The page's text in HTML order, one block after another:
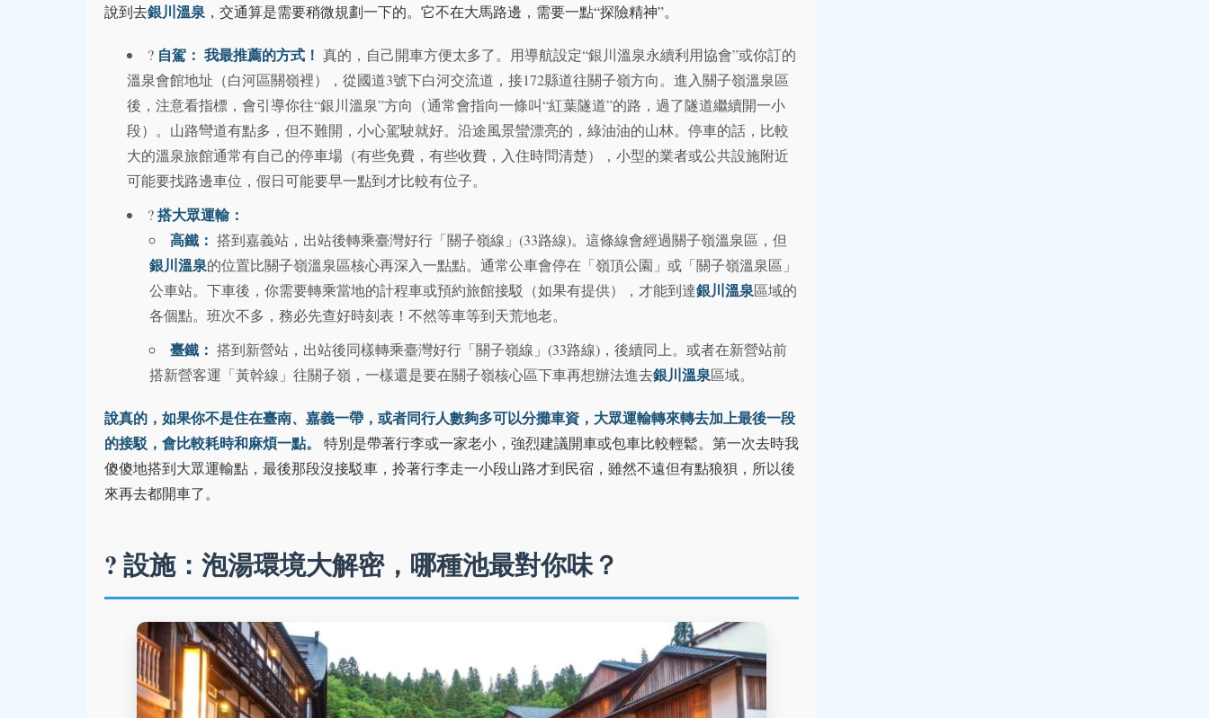
說到去銀川溫泉 ，交通算是需要稍微規劃一下的。它不在大馬路邊，需要一點“探險精神”。
? 自駕： 我最推薦的方式！ 真的，自己開車方便太多了。用導航設定“銀川溫泉永續利用協會”或你訂的
溫泉會館地址（白河區關嶺裡），從國道3號下白河交流道，接172縣道往關子嶺方向。進入關子嶺溫泉區
後，注意看指標，會引導你往“銀川溫泉”方向（通常會指向一條叫“紅葉隧道”的路，過了隧道繼續開一小
段）。山路彎道有點多，但不難開，小心駕駛就好。沿途風景蠻漂亮的，綠油油的山林。停車的話，比較
大的溫泉旅館通常有自己的停車場（有些免費，有些收費，入住時問清楚），小型的業者或公共設施附近
可能要找路邊車位，假日可能要早一點到才比較有位子。
?搭大眾運輸：
高鐵： 搭到嘉義站，出站後轉乘臺灣好行「關子嶺線」(33路線)。這條線會經過關子嶺溫泉區，但
銀川溫泉的位置比關子嶺溫泉區核心再深入一點點。通常公車會停在「嶺頂公園」或「關子嶺溫泉區」
公車站。下車後，你需要轉乘當地的計程車或預約旅館接駁（如果有提供），才能到達銀川溫泉區域的
各個點。班次不多，務必先查好時刻表！不然等車等到天荒地老。
臺鐵： 搭到新營站，出站後同樣轉乘臺灣好行「關子嶺線」(33路線)，後續同上。或者在新營站前
搭新營客運「黃幹線」往關子嶺，一樣還是要在關子嶺核心區下車再想辦法進去銀川溫泉區域。
說真的，如果你不是住在臺南、嘉義一帶，或者同行人數夠多可以分攤車資，大眾運輸轉來轉去加上最後一段
的接駁，會比較耗時和麻煩一點。
特別是帶著行李或一家老小，強烈建議開車或包車比較輕鬆。第一次去時我
傻傻地搭到大眾運輸點，最後那段沒接駁車，拎著行李走一小段山路才到民宿，雖然不遠但有點狼狽，所以後
來再去都開車了。
?️設施：泡湯環境大解密，哪種池最對你味？